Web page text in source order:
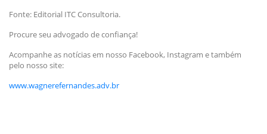
Fonte: Editorial ITC Consultoria.
Procure seu advogado de confiança!
Acompanhe as notícias em nosso Facebook, Instagram e também
pelo nosso site:
www.wagnerefernandes.adv.br